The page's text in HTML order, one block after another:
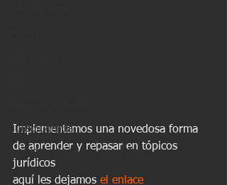
Jurisprudencia
Ley 439 - Código Procesal Civil
Implementamos una novedosa forma
de aprender y repasar en tópicos
jurídicos
aquí les dejamos el enlace